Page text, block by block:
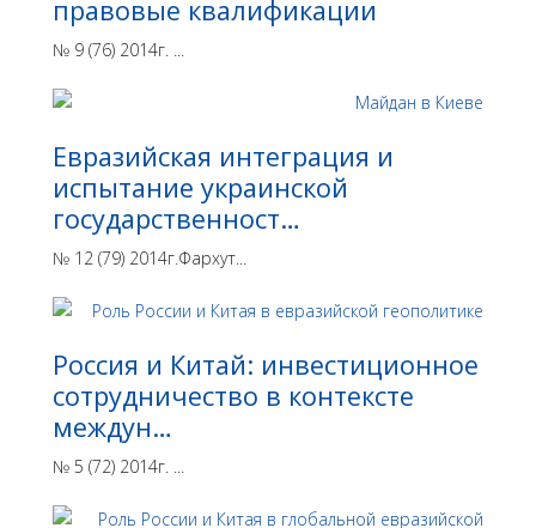
правовые квалификации
№ 9 (76) 2014г. ...
Евразийская интеграция и
испытание украинской
государственност…
№ 12 (79) 2014г.Фархут...
Россия и Китай: инвестиционное
сотрудничество в контексте
междун…
№ 5 (72) 2014г. ...